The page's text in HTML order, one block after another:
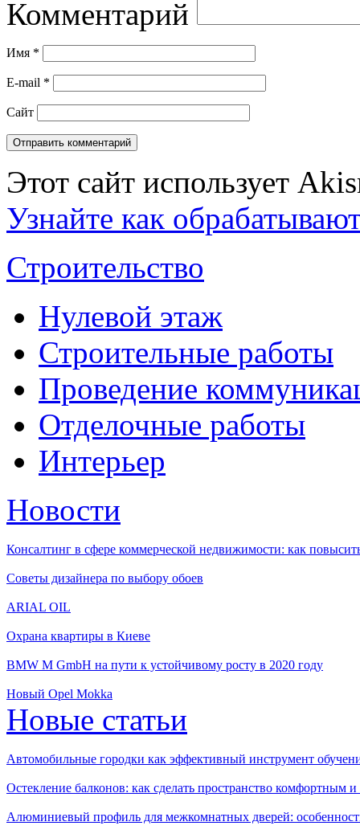
Комментарий
Имя *
E-mail *
Сайт
Этот сайт использует
Узнайте как
Строительство
Нулевой этаж
Строительные работы
Проведение
Отделочные работы
Интерьер
Новости
Консалтинг в сфере коммерческой недвижимости: как
Советы дизайнера по выбору обоев
ARIAL OIL
Охрана квартиры в Киеве
BMW M GmbH на пути к устойчивому росту в 2020 году
Новый Opel Mokka
Новые статьи
Автомобильные городки как эффективный инструмент
Остекление балконов: как сделать пространство комфортным
Алюминиевый профиль для межкомнатных дверей: